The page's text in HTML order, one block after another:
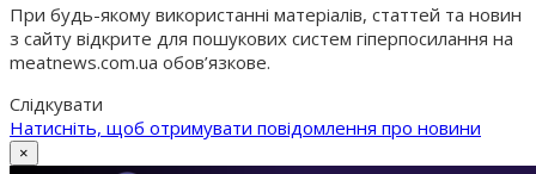
При будь-якому використанні матеріалів, статтей та новин
з сайту відкрите для пошукових систем гіперпосилання на
meatnews.com.ua обов’язкове.
Слідкувати
Натисніть, щоб отримувати повідомлення про новини
×